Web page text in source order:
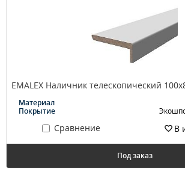
EMALEX Наличник телескопический
Материал
Покрытие
Сравнение В
Под заказ